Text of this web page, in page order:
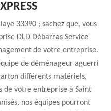
33390 ; sachez que, vous
DLD Débarras Service
de votre entreprise.
de déménageur aguerri
différents matériels,
de votre entreprise à Saint
nos équipes pourront